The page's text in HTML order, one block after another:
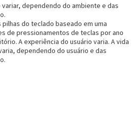
via Pix
dependendo do ambiente e das
pilhas do teclado baseado em uma
de pressionamentos de teclas por ano
A experiência do usuário varia. A vida
dependendo do usuário e das